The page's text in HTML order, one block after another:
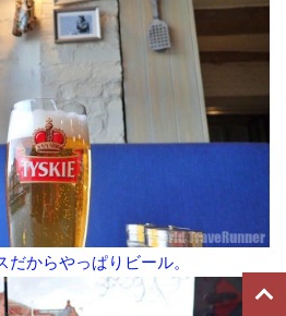
からやっぱりビール。